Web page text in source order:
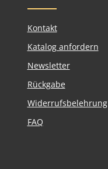
Kontakt
Katalog anfordern
Newsletter
Rückgabe
Widerrufsbelehrung
FAQ